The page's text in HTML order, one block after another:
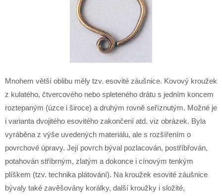
Mnohem větší oblibu měly tzv. esovité záušnice. Kovový kroužek
z kulatého, čtvercového nebo spleteného drátu s jedním koncem
roztepaným (úzce i široce) a druhým rovně seříznutým. Možné je
i varianta dvojitého esovitého zakončení atd. viz obrázek. Byla
vyráběna z výše uvedených materiálu, ale s rozšířením o
povrchové úpravy. Její povrch býval pozlacován, postříbřován,
potahován stříbrným, zlatým a dokonce i cínovým tenkým
plíškem (tzv. technika plátování). Na kroužek esovité záušnice
bývaly také zavěšovány korálky, další kroužky i složité,